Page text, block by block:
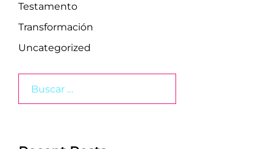
Testamento
Transformación
Uncategorized